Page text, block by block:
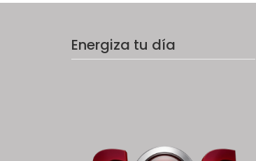
Energiza tu día